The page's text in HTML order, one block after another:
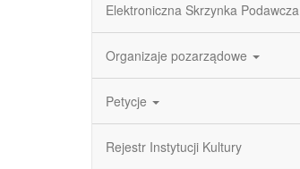
Elektroniczna Skrzynka Podawcza
Organizaje pozarządowe
Petycje
Rejestr Instytucji Kultury